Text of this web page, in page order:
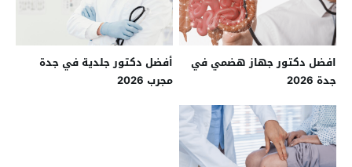
افضل دكتور جهاز هضمي في
جدة 2026
أفضل دكتور جلدية في جدة
مجرب 2026